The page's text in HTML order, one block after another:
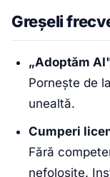
Greșeli
„Adoptăm
Pornește de
unealtă.
Cumperi
Fără
nefolosite.